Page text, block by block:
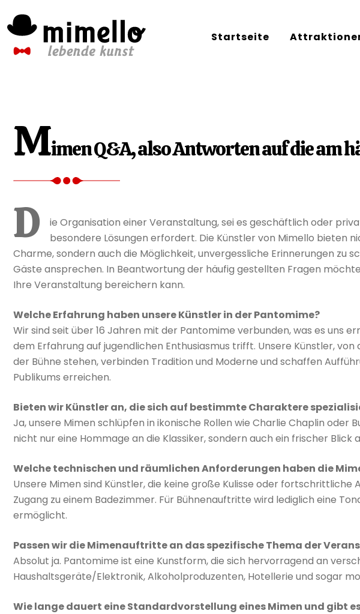
to
content
Startseite
Mimen Q&A, also Antworten auf die am
D
ie Organisation einer Veranstaltung, sei es geschäftlich oder
besondere Lösungen erfordert. Die Künstler von Mimello bieten
Charme, sondern auch die Möglichkeit, unvergessliche Erinnerungen zu
Gäste ansprechen. In Beantwortung der häufig gestellten Fragen
Ihre Veranstaltung bereichern kann.
Welche Erfahrung haben unsere Künstler in der Pantomime?
Wir sind seit über 16 Jahren mit der Pantomime verbunden, was es uns
dem Erfahrung auf jugendlichen Enthusiasmus trifft. Unsere Künstler,
der Bühne stehen, verbinden Tradition und Moderne und schaffen
Publikums erreichen.
Bieten wir Künstler an, die sich auf bestimmte Charaktere
Ja, unsere Mimen schlüpfen in ikonische Rollen wie Charlie Chaplin
nicht nur eine Hommage an die Klassiker, sondern auch ein frischer Blick
Welche technischen und räumlichen Anforderungen haben die
Unsere Mimen sind Künstler, die keine große Kulisse oder
Zugang zu einem Badezimmer. Für Bühnenauftritte wird lediglich eine
ermöglicht.
Passen wir die Mimenauftritte an das spezifische Thema der
Absolut ja. Pantomime ist eine Kunstform, die sich hervorragend an
Haushaltsgeräte/Elektronik, Alkoholproduzenten, Hotellerie und sogar
Wie lange dauert eine Standardvorstellung eines Mimen und gibt